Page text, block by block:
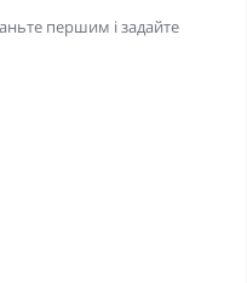
першим і задайте